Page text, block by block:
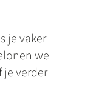
je vaker
we
je verder